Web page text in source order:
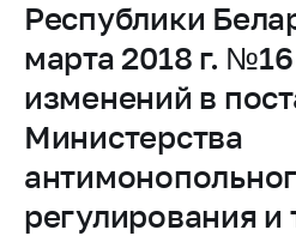
Белорусская
универсальная
товарная биржа
жизнь
Идеологическая
работа
Республики
марта 2018 г.
изменений в
Министерства
регулирования и